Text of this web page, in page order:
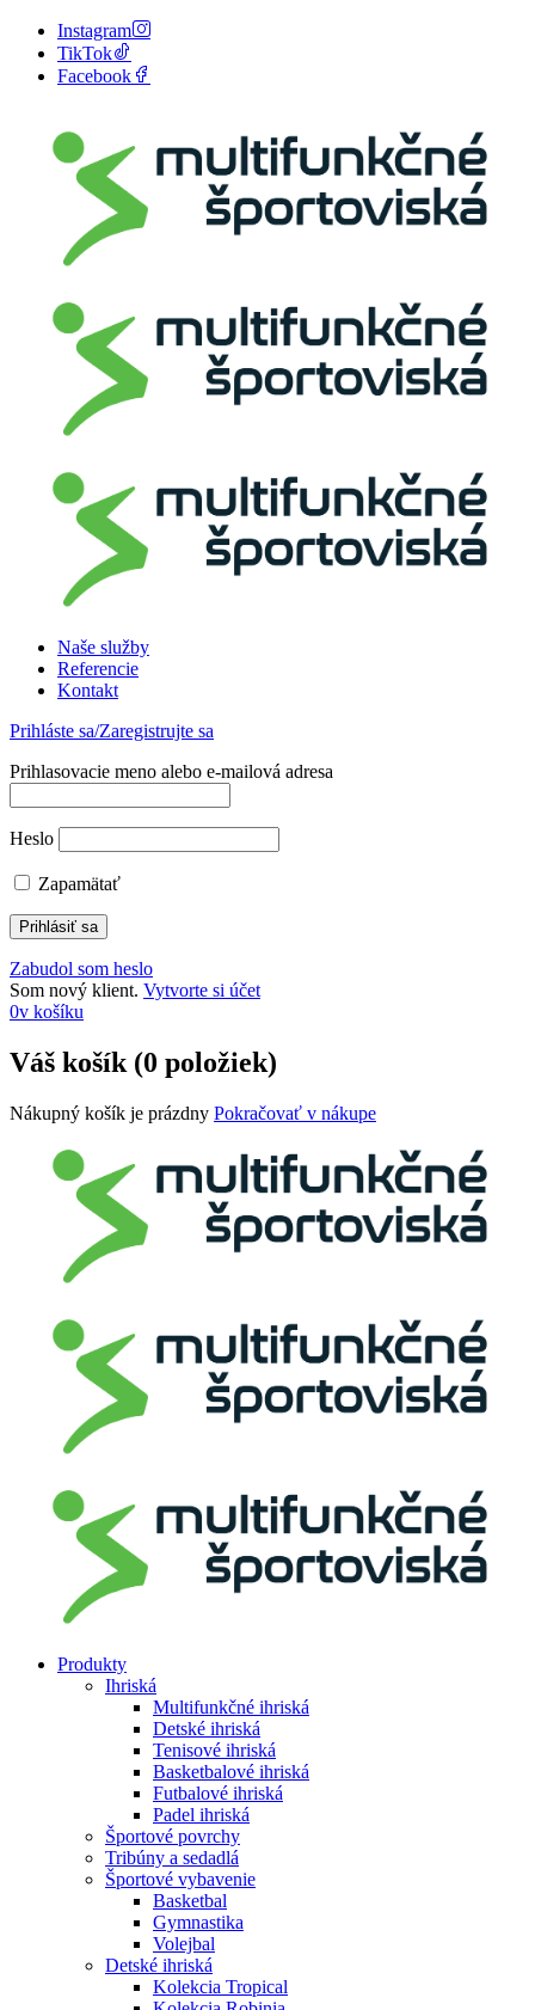
Instagram
TikTok
Facebook
Naše služby
Referencie
Kontakt
Prihláste sa/Zaregistrujte sa
Prihlasovacie meno alebo e-mailová adresa
Heslo
Zapamätať
Zabudol som heslo
Som nový klient. Vytvorte si účet
0v košíku
Váš košík (0 položiek)
Nákupný košík je prázdny Pokračovať v nákupe
Produkty
Ihriská
Multifunkčné ihriská
Detské ihriská
Tenisové ihriská
Basketbalové ihriská
Futbalové ihriská
Padel ihriská
Športové povrchy
Tribúny a sedadlá
Športové vybavenie
Basketbal
Gymnastika
Volejbal
Detské ihriská
Kolekcia Tropical